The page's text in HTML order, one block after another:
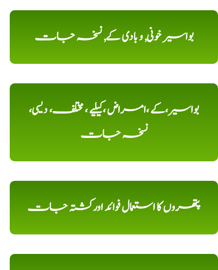
بواسیر خونی, و بادی کے, نسخہ جات
بواسیر،کے ،امراض ،کیلیے ، مختلف، دیسی،
نسخہ جات
پتھروں کا استعمال فوائد اورکشتہ جات